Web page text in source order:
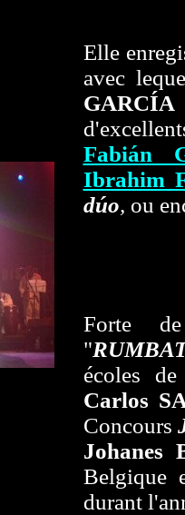
Elle
avec
GARCÍA
Fabián
Ibrahim
dúo, ou
Forte
"
écoles
Carlos
Concours
Johanes
Belgique
durant